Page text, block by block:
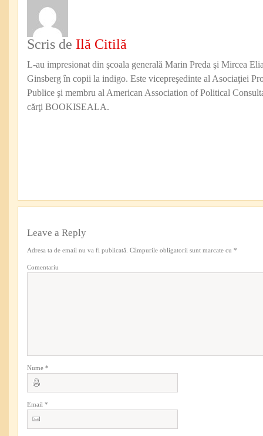
Scris de Ilă Citilă
L-au impresionat din şcoala generală Marin Preda şi Mircea
Ginsberg în copii la indigo. Este vicepreşedinte al Asociaţiei
Publice şi membru al American Association of Political
cărţi BOOKISEALA.
Leave a Reply
Adresa ta de email nu va fi publicată. Câmpurile obligatorii sunt marcate cu *
Comentariu
Nume *
Email *